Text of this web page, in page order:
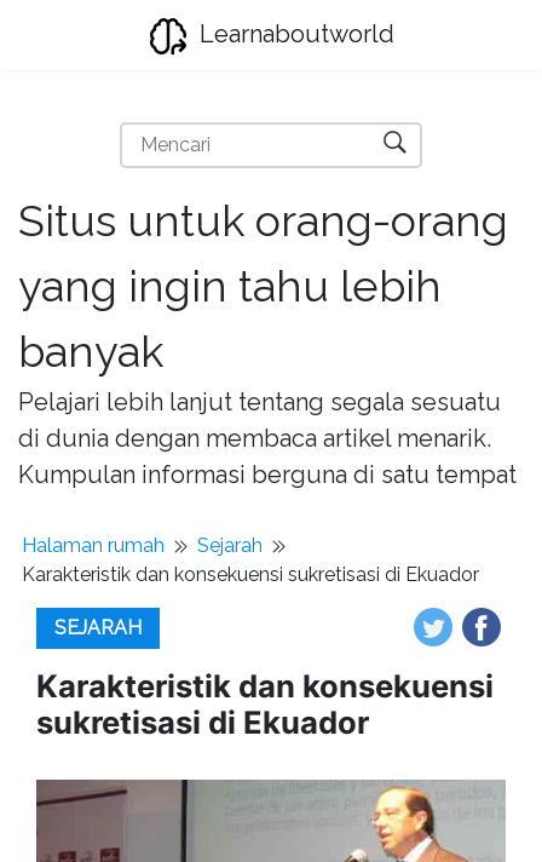
Learnaboutworld
Situs untuk orang-orang
yang ingin tahu lebih
banyak
Pelajari lebih lanjut tentang segala sesuatu
di dunia dengan membaca artikel menarik.
Kumpulan informasi berguna di satu tempat
Halaman rumah
Sejarah
Karakteristik dan konsekuensi sukretisasi di Ekuador
SEJARAH
Karakteristik dan konsekuensi
sukretisasi di Ekuador